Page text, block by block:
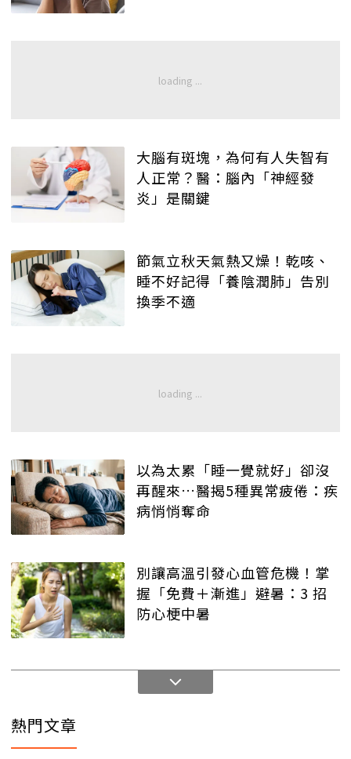
大腦有斑塊，為何有人失智有
人正常？醫：腦內「神經發
炎」是關鍵
節氣立秋天氣熱又燥！乾咳、
睡不好記得「養陰潤肺」告別
換季不適
以為太累「睡一覺就好」卻沒
再醒來…醫揭5種異常疲倦：疾
病悄悄奪命
別讓高溫引發心血管危機！掌
握「免費＋漸進」避暑：3 招
防心梗中暑
熱門文章